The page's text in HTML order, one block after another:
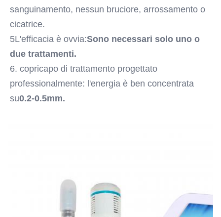
sanguinamento, nessun bruciore, arrossamento o
cicatrice.
5L'efficacia è ovvia:Sono necessari solo uno o
due trattamenti.
6. copricapo di trattamento progettato
professionalmente: l'energia è ben concentrata
su0.2-0.5mm.